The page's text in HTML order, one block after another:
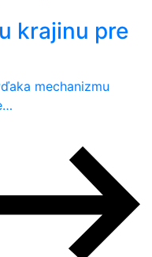
krajinu pre
mechanizmu